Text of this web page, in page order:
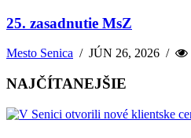
25. zasadnutie MsZ
Mesto Senica /JÚN 26, 2026 /
NAJČÍTANEJŠIE